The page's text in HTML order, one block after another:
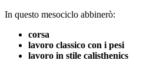
In questo mesociclo abbinerò:
corsa
lavoro classico con i pesi
lavoro in stile calisthenics